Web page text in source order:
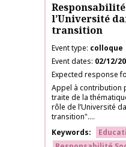
l’Université
transition
Event type colloque
Event dates 02/12/
Expected response
Appel à contribution
traite de la
rôle de l’Université
transition"....
Keywords